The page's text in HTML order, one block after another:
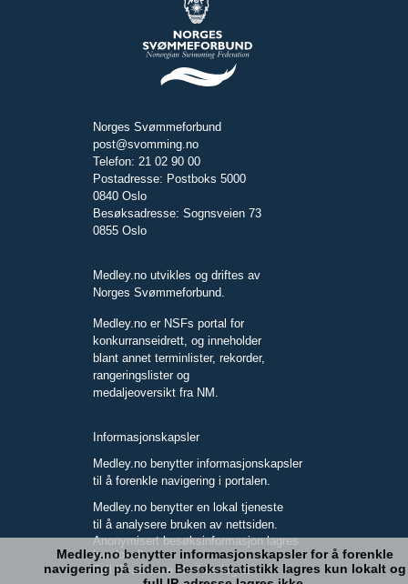
Norges Svømmeforbund
post@svomming.no
Telefon: 21 02 90 00
Postadresse: Postboks 5000
0840 Oslo
Besøksadresse: Sognsveien 73
0855 Oslo
Medley.no utvikles og driftes av
Norges Svømmeforbund.
Medley.no er NSFs portal for
konkurranseidrett, og inneholder
blant annet terminlister, rekorder,
rangeringslister og
medaljeoversikt fra NM.
Informasjonskapsler
Medley.no benytter informasjonskapsler
til å forenkle navigering i portalen.
Medley.no benytter en lokal tjeneste
til å analysere bruken av nettsiden.
Anonymisert besøksinformasjon lagres
kun lokalt.
Full IP-adresse blir ikke lagret.
Medley.no benytter informasjonskapsler for å forenkle
navigering på siden. Besøksstatistikk lagres kun lokalt og